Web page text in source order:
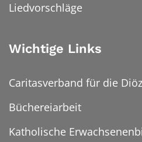
Liedvorschläge
Wichtige Links
Caritasverband für die
Büchereiarbeit
Katholische